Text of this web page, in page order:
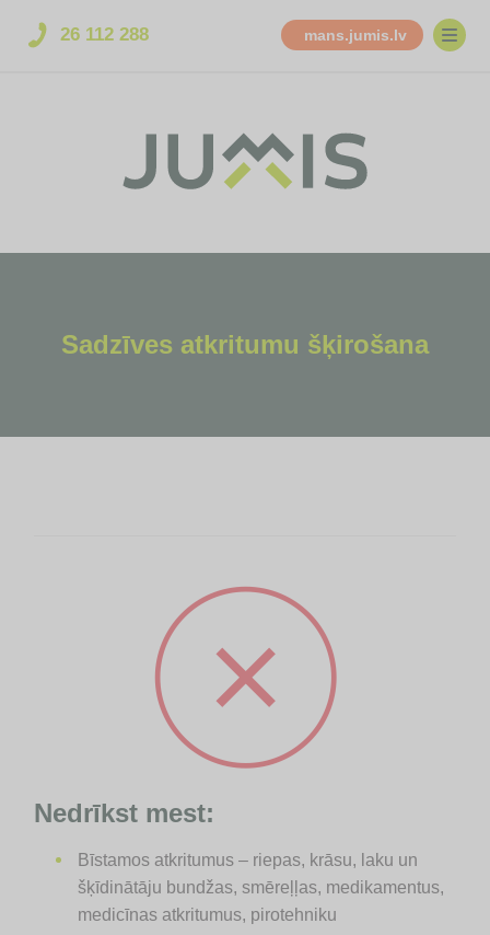
26 112 288 mans.jumis.lv
Sadzīves atkritumu šķirošana
Nedrīkst mest:
Bīstamos atkritumus – riepas, krāsu, laku un
šķīdinātāju bundžas, smēreļļas, medikamentus,
medicīnas atkritumus, pirotehniku